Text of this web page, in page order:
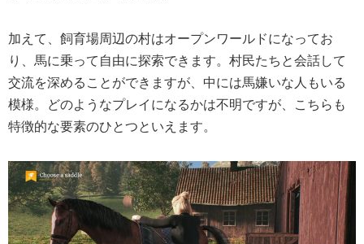
加えて、飼育場周辺の村はオープンワールドになってお
り、馬に乗って自由に探索できます。村民たちと会話して
交流を深めることができますが、中には馬嫌いな人もいる
模様。どのようなプレイになるかは不明ですが、こちらも
特徴的な要素のひとつといえます。